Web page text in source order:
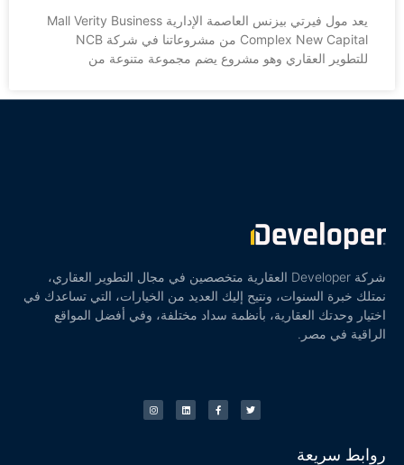
يعد مول فيرتي بيزنس العاصمة الإدارية Mall Verity Business
Complex New Capital من مشروعاتنا في شركة NCB
للتطوير العقاري وهو مشروع يضم مجموعة متنوعة من
شركة Developer العقارية متخصصين في مجال التطوير العقاري،
نمتلك خبرة السنوات، ونتيح إليك العديد من الخيارات، التي تساعدك في
اختيار وحدتك العقارية، بأنظمة سداد مختلفة، وفي أفضل المواقع
الراقية في مصر.
روابط سريعة